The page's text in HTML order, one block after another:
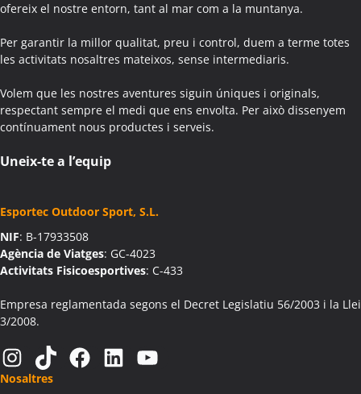
Colònies Escolars Agullana
Activitats Família Amics Aiguafreda
Activitats Teambuilding Empreses Aiguamúrcia
Activitats Família Amics Aiguamúrcia
Colònies Escolars Aiguamúrcia
Activitats Teambuilding Empreses Aiguaviva
Activitats Teambuilding Empreses Aín
Activitats Família Amics Aín
Colònies Escolars Aín
Activitats Teambuilding Empreses Aitona
Activitats Família Amics Aitona
Colònies Escolars Aitona
Activitats Teambuilding Empreses Alàs i Cerc
Activitats Família Amics Alàs i Cerc
Colònies Escolars Alàs i Cerc
ofereix el nostre entorn, tant al mar com a la muntanya.
Per garantir la millor qualitat, preu i control, duem a terme totes
les activitats nosaltres mateixos, sense intermediaris.
Volem que les nostres aventures siguin úniques i originals,
respectant sempre el medi que ens envolta. Per això dissenyem
contínuament nous productes i serveis.
Uneix-te a l’equip
Esportec Outdoor Sport, S.L.
NIF: B-17933508
Agència de Viatges: GC-4023
Activitats Fisicoesportives: C-433
Empresa reglamentada segons el Decret Legislatiu 56/2003 i la Llei
3/2008.
Instagram TikTok Facebook LinkedIn YouTube
Nosaltres